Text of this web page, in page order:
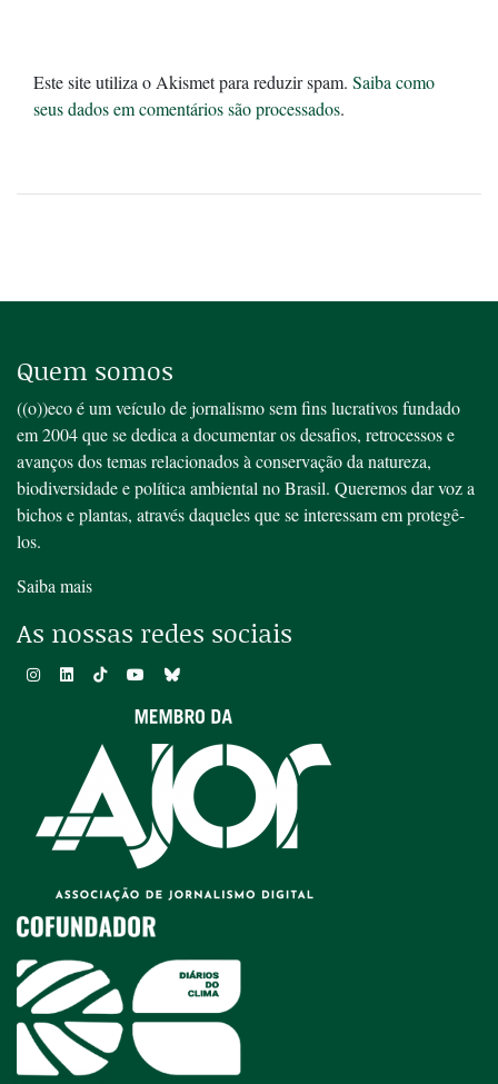
Este site utiliza o Akismet para reduzir spam. Saiba como
seus dados em comentários são processados.
Quem somos
((o))eco é um veículo de jornalismo sem fins lucrativos fundado
em 2004 que se dedica a documentar os desafios, retrocessos e
avanços dos temas relacionados à conservação da natureza,
biodiversidade e política ambiental no Brasil. Queremos dar voz a
bichos e plantas, através daqueles que se interessam em protegê-
los.
Saiba mais
As nossas redes sociais